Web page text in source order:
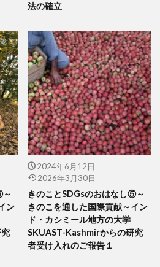
法の確立
～
ン
2024年6月12日
2026年3月30日
きのことSDGsのおはなし⑤～
きのこを通した国際貢献～イン
ド・カシミール地方の大学
SKUAST-Kashmirからの研究
者受け入れのご報告１